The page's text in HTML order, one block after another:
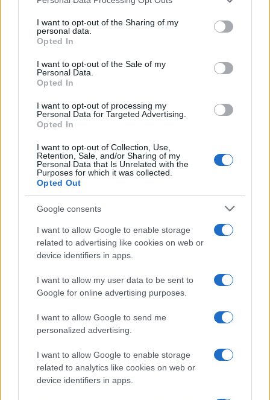
not limited to your visit or usage behaviour. You may click to
grant or deny consent to Google and its third-party tags to
use your data for below specified purposes in below Google
consent section.
I want to opt-out of the Sharing of my
personal data.
Opted In
I want to opt-out of the Sale of my
Personal Data.
Opted In
I want to opt-out of processing my
Personal Data for Targeted Advertising.
Opted In
I want to opt-out of Collection, Use,
Retention, Sale, and/or Sharing of my
Personal Data that Is Unrelated with the
Purposes for which it was collected.
Opted Out
Google consents
I want to allow Google to enable storage
related to advertising like cookies on web or
device identifiers in apps.
I want to allow my user data to be sent to
Google for online advertising purposes.
I want to allow Google to send me
personalized advertising.
I want to allow Google to enable storage
related to analytics like cookies on web or
device identifiers in apps.
Μειώσεις στις αρχικές χρεώσεις ηλεκτρικής ενέργειας
για το Μάιο έχει ανακοινώσει η πλειονότητα των
προμηθευτών ρεύματος.
Αναλυτικότερα οι νέες χρεώσεις είναι:
ΔΕΗ: 15,9 σεντς ανά κιλοβατώρα για κατανάλωση έως
17,1 σεντς για κατανάλωση πάνω από 500 κιλοβατώρες
(από 17,7 σεντς τον Απρίλιο). Για το νυχτερινό ρεύμα η
χρέωση θα είναι 11,8 σεντς, από 12,4 τον Απρίλιο.
Protergia Οικιακό Value: 13,96 σεντς ανά κιλοβατώρα
Ήρων PROTECT 4 Home: 18,7 σεντς ανά κιλοβατώρα
Elpedison Economy: 12,5 σεντς ανά κιλοβατώρα
(αμετάβλητο)